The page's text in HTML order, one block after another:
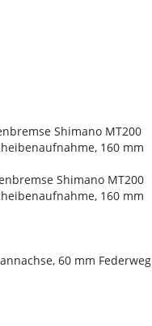
Shimano MT200
160 mm
Shimano MT200
160 mm
60 mm Federweg